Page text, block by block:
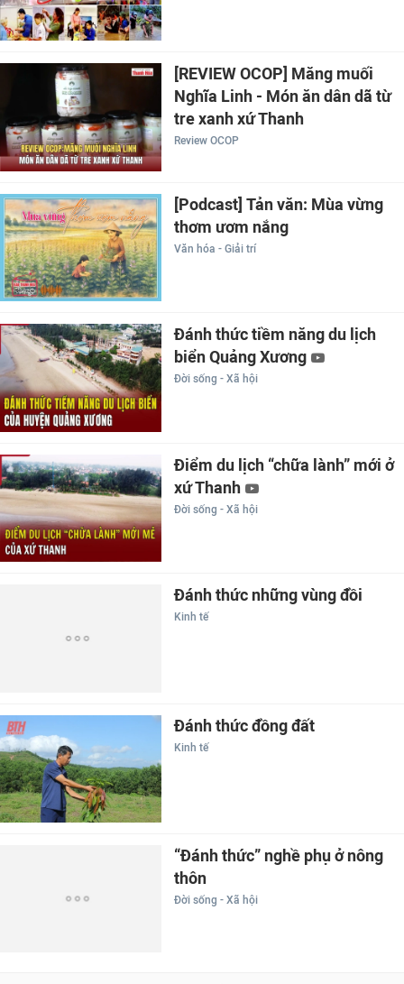
[REVIEW OCOP] Măng muối
Nghĩa Linh - Món ăn dân dã từ
tre xanh xứ Thanh
Review OCOP
[Podcast] Tản văn: Mùa vừng
thơm ươm nắng
Văn hóa - Giải trí
Đánh thức tiềm năng du lịch
biển Quảng Xương
Đời sống - Xã hội
Điểm du lịch “chữa lành” mới ở
xứ Thanh
Đời sống - Xã hội
Đánh thức những vùng đồi
Kinh tế
Đánh thức đồng đất
Kinh tế
“Đánh thức” nghề phụ ở nông
thôn
Đời sống - Xã hội